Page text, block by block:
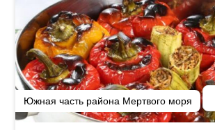
Южная часть района Мертвого моря